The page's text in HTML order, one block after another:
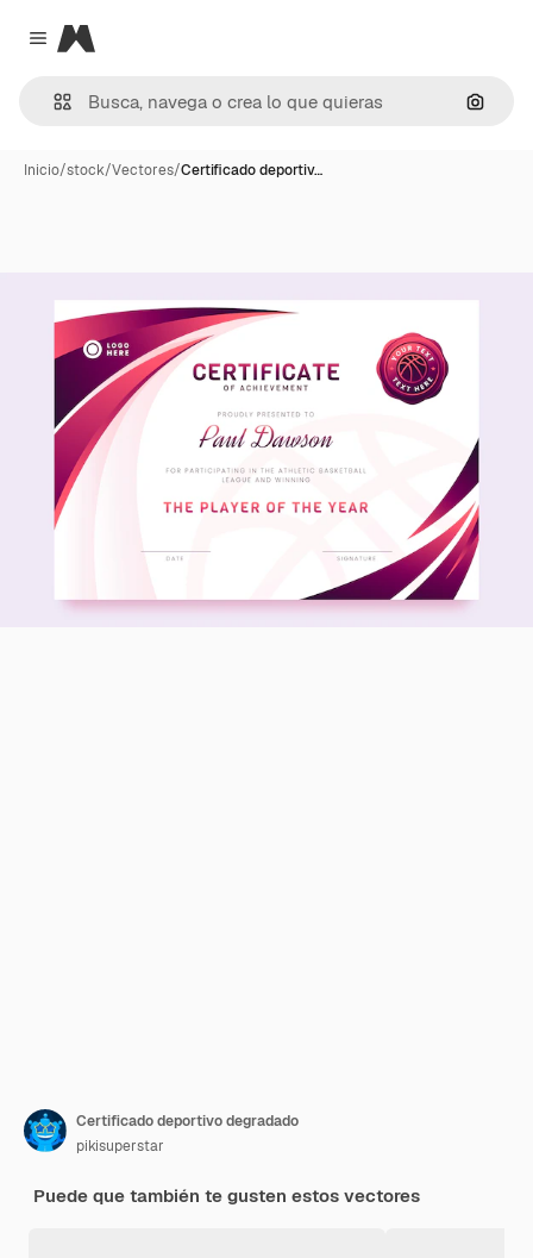
Close menu
Magnific
Inicio/stock/Vectores/Certificado deportiv…
Certificado deportivo degradado
pikisuperstar
Puede que también te gusten estos vectores